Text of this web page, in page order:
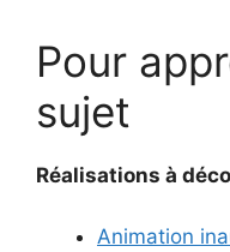
Pour
sujet
Réalisations à
Animation